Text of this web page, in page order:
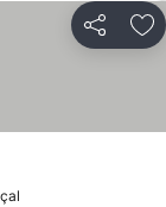
Partilhar